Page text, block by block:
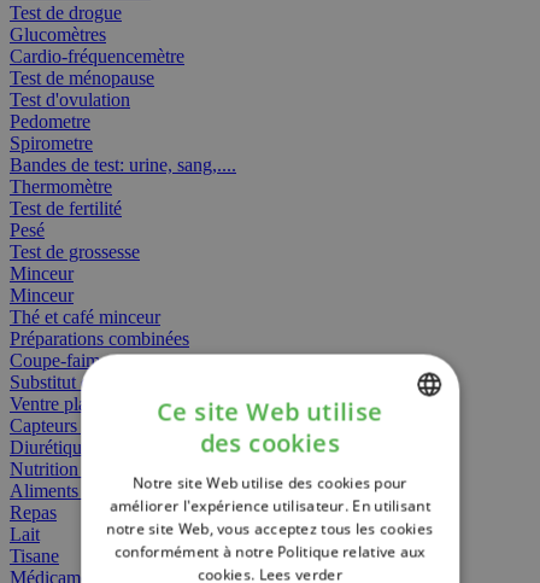
Test de drogue
Glucomètres
Cardio-fréquencemètre
Test de ménopause
Test d'ovulation
Pedometre
Spirometre
Bandes de test: urine, sang,....
Thermomètre
Test de fertilité
Pesé
Test de grossesse
Minceur
Minceur
Thé et café minceur
Préparations combinées
Coupe-faim
Substitut de repas
Ventre plat
Capteurs gras
Diurétiques
Nutrition spécifique
Aliments Bébé
Repas
Lait
Tisane
Médicament
FRENCH
ENGLISH
Ce site Web utilise
des cookies
Notre site Web utilise des cookies pour
améliorer l'expérience utilisateur. En utilisant
notre site Web, vous acceptez tous les cookies
conformément à notre Politique relative aux
cookies. Lees verder